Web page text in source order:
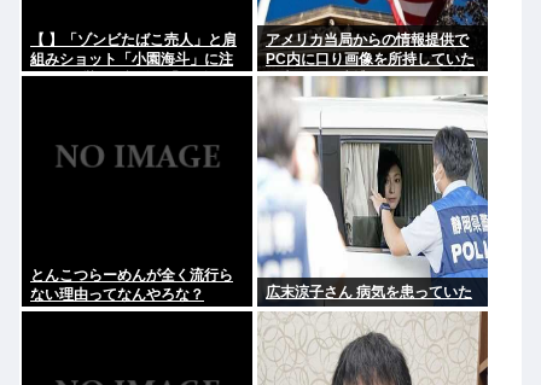
【 】「ゾンビたばこ売人」と肩
組みショット「小園海斗」に注
がれる”厳しい視線” 「レギュラ
アメリカ当局からの情報提供で
PC内に口り画像を所持していた
日本人男を逮捕
とんこつらーめんが全く流行ら
ない理由ってなんやろな？
広末涼子さん 病気を患っていた